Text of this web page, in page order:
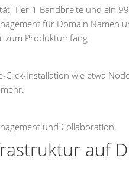
Tier-1 Bandbreite und ein
für Domain Namen
zum Produktumfang
Installation wie etwa
und Collaboration.
auf